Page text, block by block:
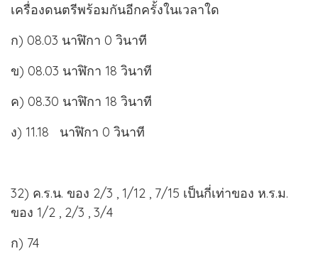
เครื่องดนตรีพร้อมกันอีกครั้งในเวลาใด
ก) 08.03 นาฬิกา 0 วินาที
ข) 08.03 นาฬิกา 18 วินาที
ค) 08.30 นาฬิกา 18 วินาที
ง) 11.18 นาฬิกา 0 วินาที
32) ค.ร.น. ของ 2/3 , 1/12 , 7/15 เป็นกี่เท่าของ ห.ร.ม.
ของ 1/2 , 2/3 , 3/4
ก) 74